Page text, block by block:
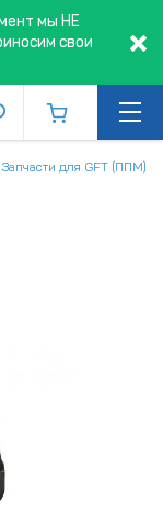
мы НЕ
свои
Запчасти для GFT (ППМ)